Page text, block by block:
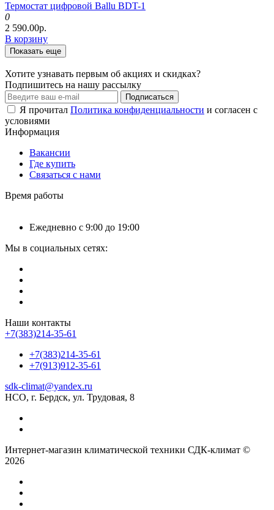
Термостат цифровой Ballu BDT-1
0
2 590.00р.
В корзину
Показать еще
Хотите узнавать первым об акциях и скидках?
Подпишитесь на нашу рассылку
Подписаться
Я прочитал Политика конфиденциальности и согласен с
условиями
Информация
Вакансии
Где купить
Связаться с нами
Время работы
Ежедневно с 9:00 до 19:00
Мы в социальных сетях:
Наши контакты
+7(383)214-35-61
+7(383)214-35-61
+7(913)912-35-61
sdk-climat@yandex.ru
НСО, г. Бердск, ул. Трудовая, 8
Интернет-магазин климатической техники СДК-климат ©
2026